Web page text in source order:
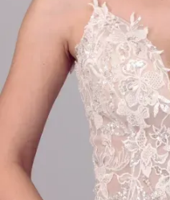
Sinnlicher
Schmale,
Perfekt für
Make
Bridal Fashion